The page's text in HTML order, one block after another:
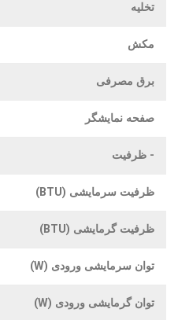
تخلیه
مکش
برق مصرفی
صفحه نمایشگر
- ظرفیت
ظرفیت سرمایشی (BTU)
ظرفیت گرمایشی (BTU)
توان سرمایشی ورودی (W)
توان گرمایشی ورودی (W)